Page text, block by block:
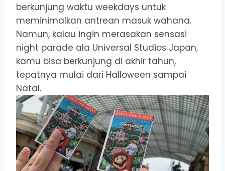
berkunjung waktu weekdays untuk
meminimalkan antrean masuk wahana.
Namun, kalau ingin merasakan sensasi
night parade ala Universal Studios Japan,
kamu bisa berkunjung di akhir tahun,
tepatnya mulai dari Halloween sampai
Natal.